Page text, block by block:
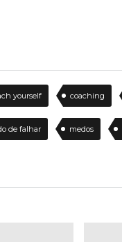
yourself coaching
de falhar medos